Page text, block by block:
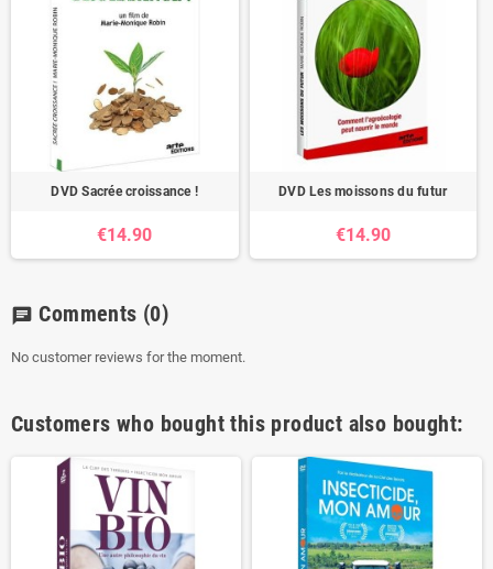
DVD Sacrée croissance !
€14.90
DVD Les moissons du futur
€14.90
chat Comments (0)
No customer reviews for the moment.
Customers who bought this product also bought: